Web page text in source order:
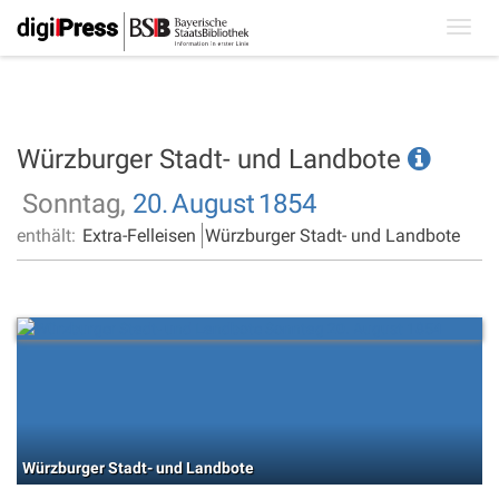
Würzburger Stadt- und Landbote
Sonntag, 20.August 1854
enthält: Extra-Felleisen Würzburger Stadt- und Landbote
Würzburger Stadt- und Landbote